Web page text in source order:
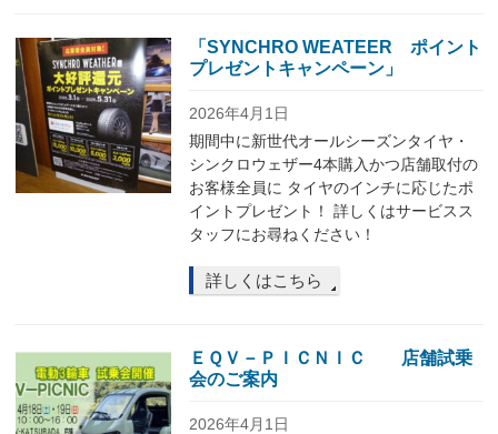
「SYNCHRO WEATEER ポイント
プレゼントキャンペーン」
2026年4月1日
期間中に新世代オールシーズンタイヤ・
シンクロウェザー4本購入かつ店舗取付の
お客様全員に タイヤのインチに応じたポ
イントプレゼント！ 詳しくはサービスス
タッフにお尋ねください！
詳しくはこちら
ＥＱＶ－ＰＩＣＮＩＣ 店舗試乗
会のご案内
2026年4月1日